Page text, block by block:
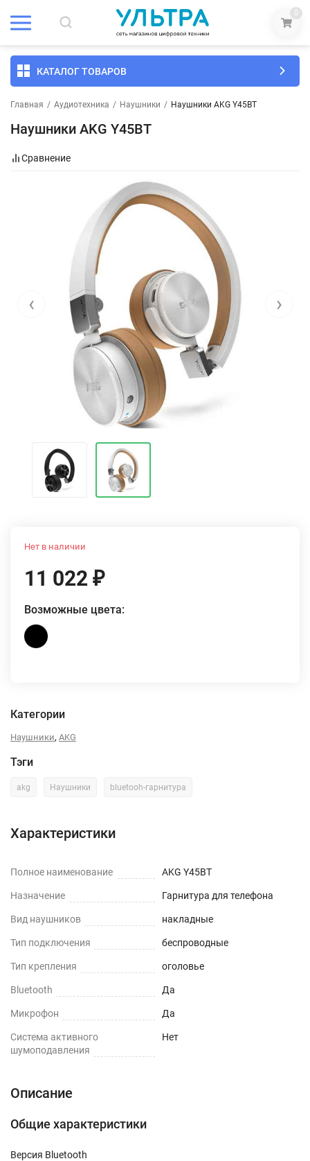
0
КАТАЛОГ ТОВАРОВ
Главная / Аудиотехника / Наушники / Наушники AKG Y45BT
Наушники AKG Y45BT
Сравнение
‹ ›
Нет в наличии
11 022 ₽
Возможные цвета:
Категории
Наушники, AKG
Тэги
akg Наушники bluetooh-гарнитура
Характеристики
Полное наименование AKG Y45BT
Назначение Гарнитура для телефона
Вид наушников накладные
Тип подключения беспроводные
Тип крепления оголовье
Bluetooth Да
Микрофон Да
Cистема активного
шумоподавления
Нет
Описание
Общие характеристики
Версия Bluetooth